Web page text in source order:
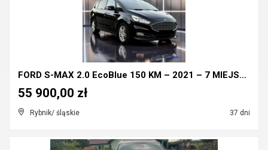
FORD S-MAX 2.0 EcoBlue 150 KM – 2021 – 7 MIEJSC – ...
Rybnik/ śląskie 37 dni
55 900,00 zł